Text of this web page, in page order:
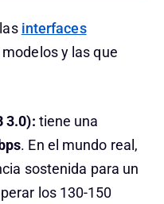
interfaces
y las que
3.0): tiene una
. En el mundo real,
sostenida para un
los 130-150